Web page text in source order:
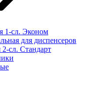
1-сл. Эконом
для диспенсеров
сл. Стандарт